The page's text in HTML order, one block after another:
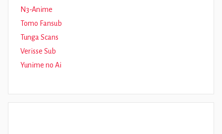
N3-Anime
Tomo Fansub
Tunga Scans
Verisse Sub
Yunime no Ai